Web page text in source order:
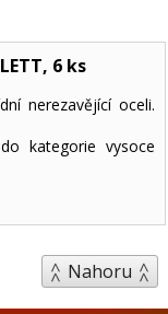
6 ks
nerezavějící oceli.
kategorie vysoce
Nahoru